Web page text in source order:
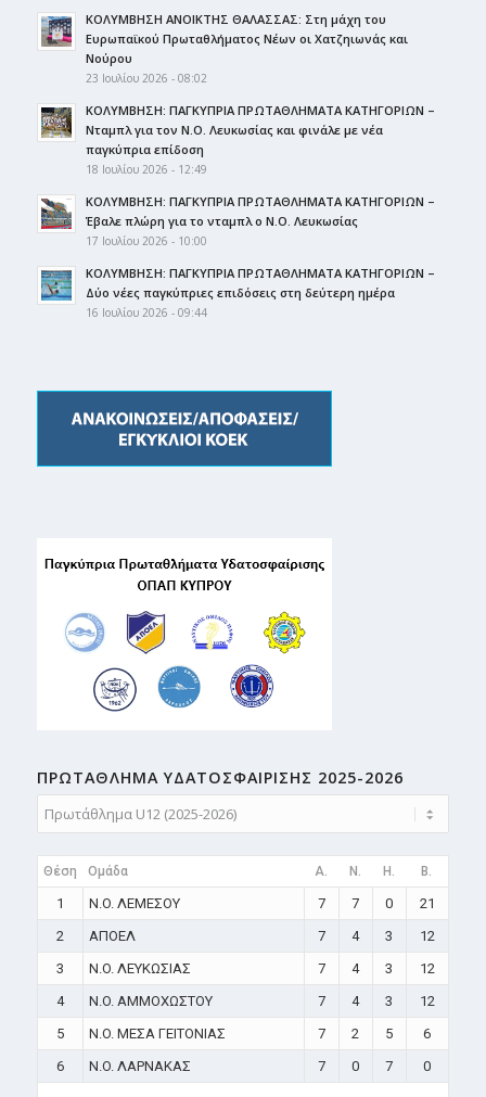
ΚΟΛΥΜΒΗΣΗ ΑΝΟΙΚΤΗΣ ΘΑΛΑΣΣΑΣ: Στη μάχη του
Ευρωπαϊκού Πρωταθλήματος Νέων οι Χατζηιωνάς και
Νούρου
23 Ιουλίου 2026 - 08:02
ΚΟΛΥΜΒΗΣΗ: ΠΑΓΚΥΠΡΙΑ ΠΡΩΤΑΘΛΗΜΑΤΑ ΚΑΤΗΓΟΡΙΩΝ –
Νταμπλ για τον Ν.Ο. Λευκωσίας και φινάλε με νέα
παγκύπρια επίδοση
18 Ιουλίου 2026 - 12:49
ΚΟΛΥΜΒΗΣΗ: ΠΑΓΚΥΠΡΙΑ ΠΡΩΤΑΘΛΗΜΑΤΑ ΚΑΤΗΓΟΡΙΩΝ –
Έβαλε πλώρη για το νταμπλ ο Ν.Ο. Λευκωσίας
17 Ιουλίου 2026 - 10:00
ΚΟΛΥΜΒΗΣΗ: ΠΑΓΚΥΠΡΙΑ ΠΡΩΤΑΘΛΗΜΑΤΑ ΚΑΤΗΓΟΡΙΩΝ –
Δύο νέες παγκύπριες επιδόσεις στη δεύτερη ημέρα
16 Ιουλίου 2026 - 09:44
ΠΡΩΤΑΘΛΗMA ΥΔΑΤΟΣΦΑΙΡΙΣΗΣ 2025-2026
Θέση Ομάδα A. N. H. B.
1 N.O. ΛΕΜΕΣΟΥ 7 7 0
21
2
ΑΠΟΕΛ 7 4 3
12
3
N.O. ΛΕΥΚΩΣΙΑΣ 7 4 3
12
4
N.O. ΑΜΜΟΧΩΣΤΟΥ 7 4 3
12
5
N.O. ΜΕΣΑ ΓΕΙΤΟΝΙΑΣ 7 2 5
6
6
N.O. ΛΑΡΝΑΚΑΣ 7 0 7 0